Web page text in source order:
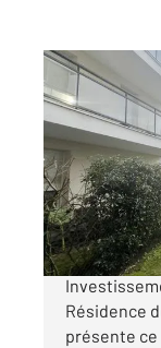
PONTOISE
40,27 m2, 2
Ref : 677394
A 5mn de
Résidence
présente